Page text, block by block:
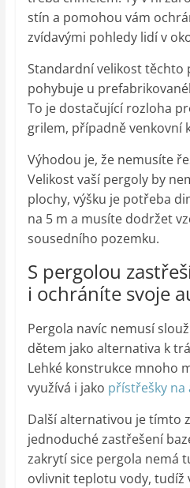
stín a pomohou vám
zvídavými pohledy lidí v
Standardní velikost těchto
pohybuje u
To je dostačující rozloha
grilem, případně venkovní
Výhodou je, že nemusíte
Velikost vaší pergoly by
plochy, výšku je potřeba
na 5 m a musíte dodržet
sousedního pozemku.
S pergolou
i ochráníte svoje
Pergola navíc nemusí
dětem jako alternativa k
Lehké konstrukce mnoho
využívá i jako přístřešky na
Další alternativou je tímto
jednoduché zastřešení
zakrytí sice pergola nemá
ovlivnit teplotu vody, tudíž